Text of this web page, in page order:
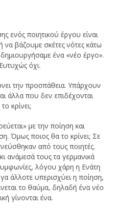
ενός ποιητικού έργου είναι
βάζουμε σκέτες νότες κάτω
ένα «νέο έργο».
όχι.
την προσπάθεια. Υπάρχουν
άλλα που δεν επιδέχονται
κρίνει;
με την ποίηση και
Όμως ποιος θα το κρίνει; Σε
από τους ποιητές.
ανάμεσά τους τα γερμανικά
λόγου χάρη η Ενάτη
άλλοτε υπερισχύει η ποίηση,
το θαύμα, δηλαδή ένα νέο
γίνονται ένα.